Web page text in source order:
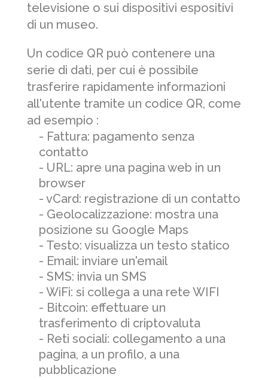
televisione o sui dispositivi espositivi
di un museo.
Un codice QR può contenere una
serie di dati, per cui è possibile
trasferire rapidamente informazioni
all'utente tramite un codice QR, come
ad esempio :
- Fattura: pagamento senza
contatto
- URL: apre una pagina web in un
browser
- vCard: registrazione di un contatto
- Geolocalizzazione: mostra una
posizione su Google Maps
- Testo: visualizza un testo statico
- Email: inviare un'email
- SMS: invia un SMS
- WiFi: si collega a una rete WIFI
- Bitcoin: effettuare un
trasferimento di criptovaluta
- Reti sociali: collegamento a una
pagina, a un profilo, a una
pubblicazione